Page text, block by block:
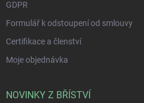
GDPR
Formulář k odstoupení od smlouvy
Certifikace a členství
Moje objednávka
NOVINKY Z BŘÍSTVÍ